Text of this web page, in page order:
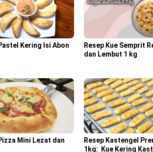
Kering Isi Abon
Resep Kue Semprit
dan Lembut 1 kg
Mini Lezat dan
Resep Kastengel
1kg: Kue Kering